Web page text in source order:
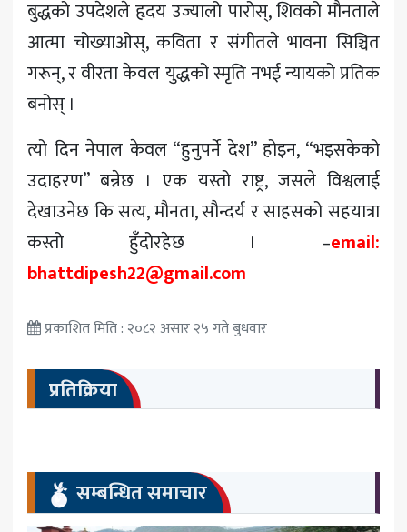
बुद्धको उपदेशले हृदय उज्यालो पारोस्, शिवको मौनताले
आत्मा चोख्याओस्, कविता र संगीतले भावना सिञ्चित
गरून्, र वीरता केवल युद्धको स्मृति नभई न्यायको प्रतिक
बनोस् ।
त्यो दिन नेपाल केवल “हुनुपर्ने देश” होइन, “भइसकेको
उदाहरण” बन्नेछ । एक यस्तो राष्ट्र, जसले विश्वलाई
देखाउनेछ कि सत्य, मौनता, सौन्दर्य र साहसको सहयात्रा
कस्तो हुँदोरहेछ । –email:
bhattdipesh22@gmail.com
प्रकाशित मिति : २०८२ असार २५ गते बुधवार
प्रतिक्रिया
सम्बन्धित समाचार